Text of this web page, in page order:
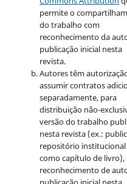
permite o
do trabalho com
reconhecimento da
publicação inicial nesta
revista.
Autores têm
assumir contratos
separadamente, para
distribuição não-
versão do trabalho
nesta revista (ex.:
repositório institucional
como capítulo de livro),
reconhecimento de